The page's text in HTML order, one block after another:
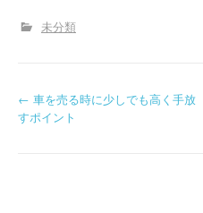
未分類
P
← 車を売る時に少しでも高く手放
すポイント